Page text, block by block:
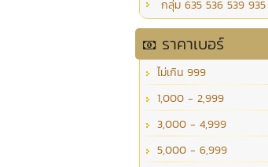
กลุ่ม 635 536 539 935
ราคาเบอร์
ไม่เกิน 999
1,000 - 2,999
3,000 - 4,999
5,000 - 6,999